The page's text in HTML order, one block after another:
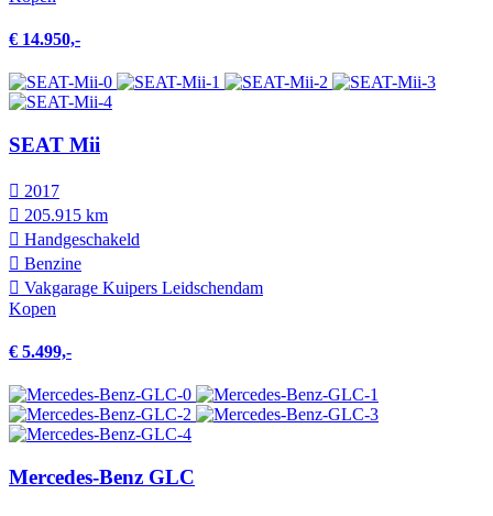
€ 14.950,-
SEAT Mii
2017
205.915 km
Hand­geschakeld
Benzine
Vakgarage Kuipers Leidschendam
Kopen
€ 5.499,-
Mercedes-Benz GLC